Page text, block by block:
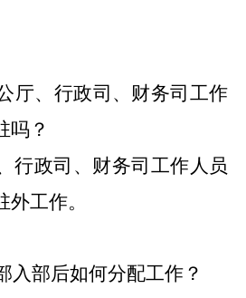
厅、 行政司、财务司工作
吗？
行政司、财务司工作人员
工作。
入部后如何分配工作？